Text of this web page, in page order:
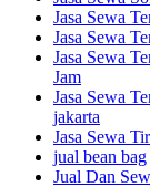
Jasa Sewa
Jasa Sewa
Jasa Sewa
Jam
Jasa Sewa
jakarta
Jasa Sewa
jual bean bag
Jual Dan